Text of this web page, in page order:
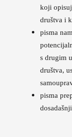
koji
društva i
pisma
s drugim
društva,
pisma